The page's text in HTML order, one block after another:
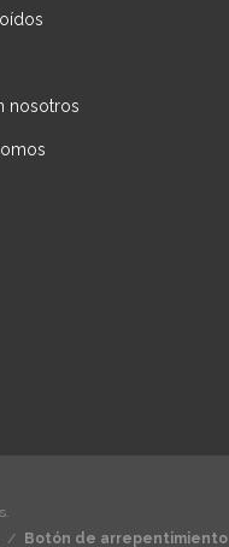
nosotros
/ Botón de arrepentimiento